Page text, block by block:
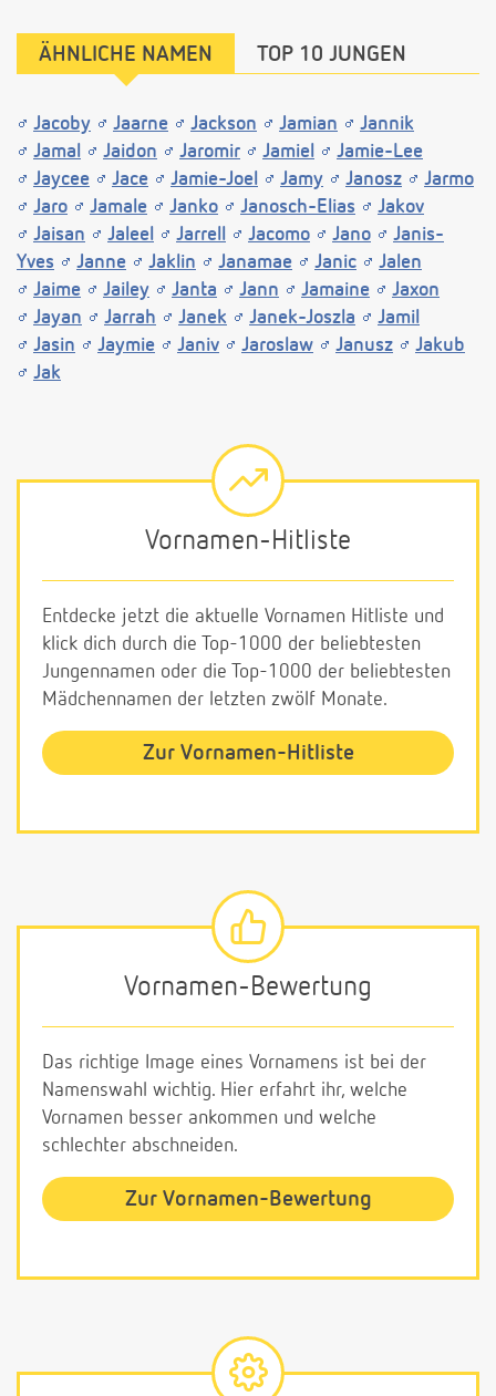
ÄHNLICHE NAMEN TOP 10 JUNGEN
Jacoby Jaarne Jackson Jamian
Jannik
Jamal
Jaidon Jaromir Jamiel
Jamie-Lee
Jaycee
Jace Jamie-Joel Jamy Janosz
Jarmo
Jaro
Jamale Janko Janosch-Elias
Jakov
Jaisan
Jaleel Jarrell Jacomo Jano
Janis-
Yves
Janne Jaklin Janamae Janic
Jalen
Jaime
Jailey Janta Jann Jamaine
Jaxon
Jayan
Jarrah Janek Janek-Joszla
Jamil
Jasin
Jaymie Janiv Jaroslaw Janusz
Jakub
Jak
Vornamen-Hitliste
Entdecke jetzt die aktuelle Vornamen Hitliste und
klick dich durch die Top-1000 der beliebtesten
Jungennamen oder die Top-1000 der beliebtesten
Mädchennamen der letzten zwölf Monate.
Zur Vornamen-Hitliste
Vornamen-Bewertung
Das richtige Image eines Vornamens ist bei der
Namenswahl wichtig. Hier erfahrt ihr, welche
Vornamen besser ankommen und welche
schlechter abschneiden.
Zur Vornamen-Bewertung